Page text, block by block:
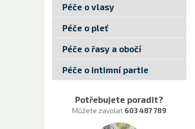
Péče o vlasy
Péče o pleť
Péče o řasy a obočí
Péče o intimní partie
Potřebujete poradit?
Můžete zavolat603 487 789